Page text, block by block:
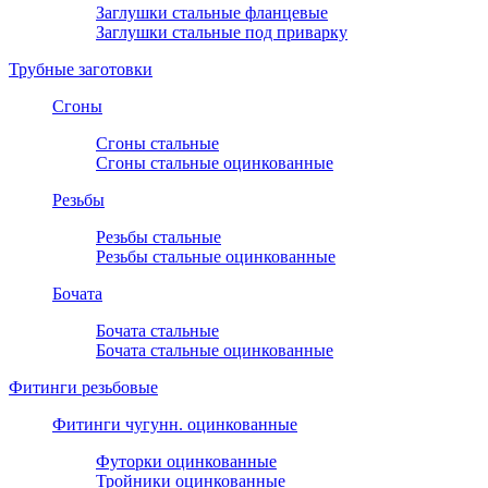
Заглушки стальные фланцевые
Заглушки стальные под приварку
Трубные заготовки
Сгоны
Сгоны стальные
Сгоны стальные оцинкованные
Резьбы
Резьбы стальные
Резьбы стальные оцинкованные
Бочата
Бочата стальные
Бочата стальные оцинкованные
Фитинги резьбовые
Фитинги чугунн. оцинкованные
Футорки оцинкованные
Тройники оцинкованные